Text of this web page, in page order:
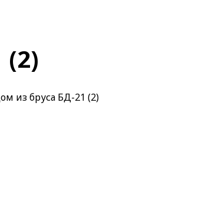
из бруса БД-21 (2)